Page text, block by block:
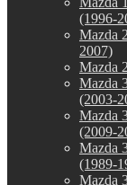
(1996-
Mazda
2007)
Mazda
Mazda
(2003-
Mazda
(2009-
Mazda
(1989-
Mazda